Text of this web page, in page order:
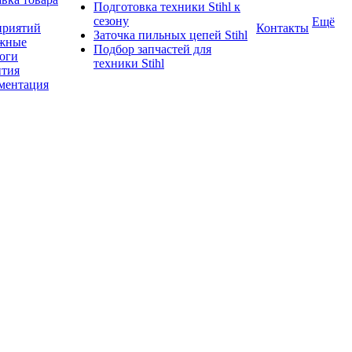
Подготовка техники Stihl к
сезону
Заточка пильных цепей Stihl
Подбор запчастей для
техники Stihl
Контакты Ещё